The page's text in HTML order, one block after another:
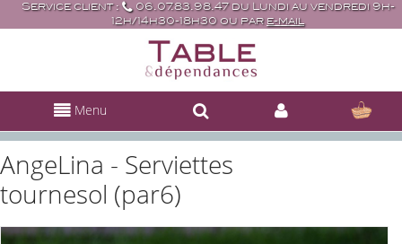
Service client :
06.07.83.98.47 du Lundi au vendredi 9h-
12h/14h30-18h30 ou par e-mail
Menu
AngeLina - Serviettes
tournesol (par6)